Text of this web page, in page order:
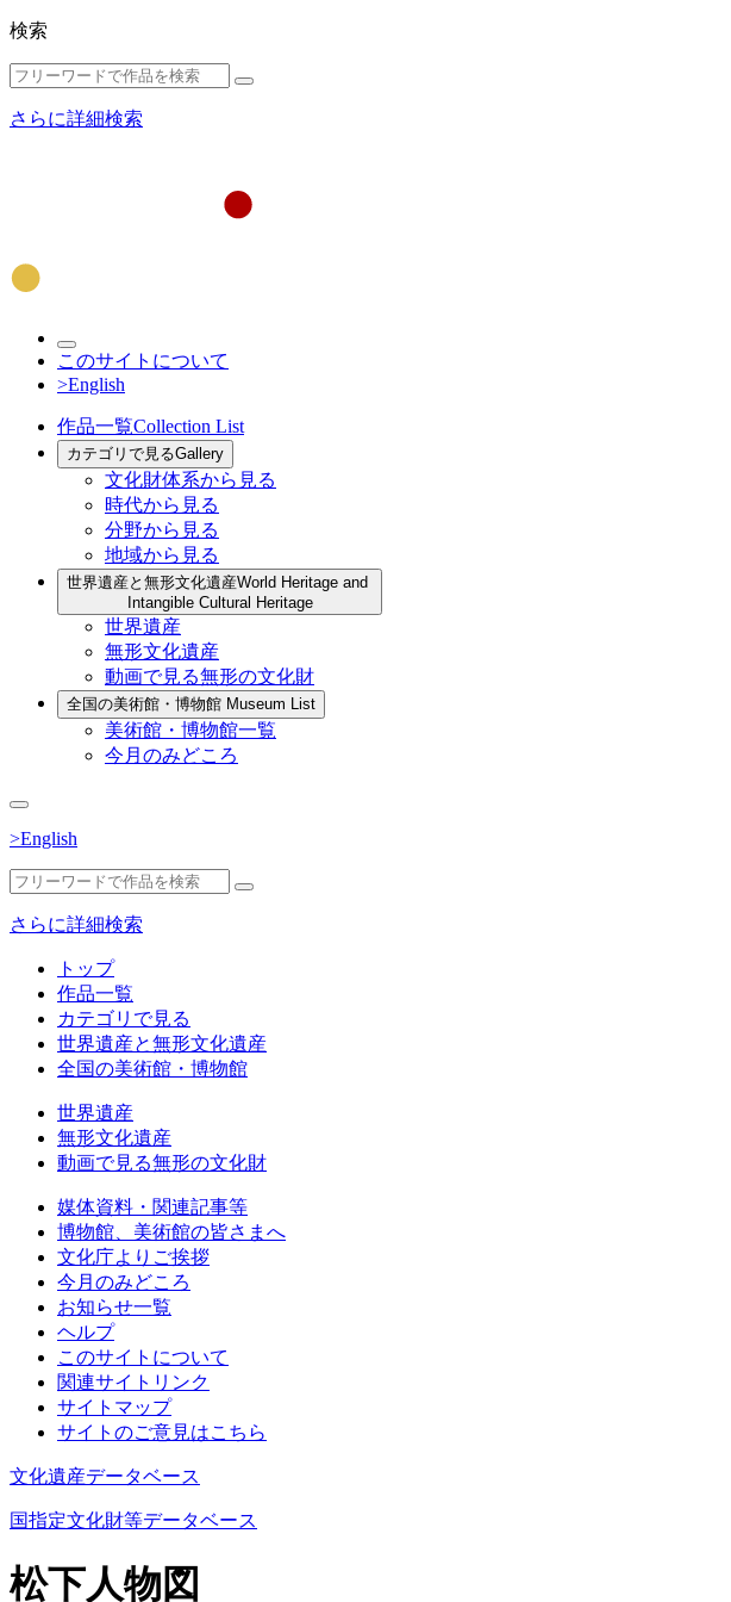
検索
さらに詳細検索
このサイトについて
>English
作品一覧Collection List
カテゴリで見るGallery
文化財体系から見る
時代から見る
分野から見る
地域から見る
世界遺産と無形文化遺産World Heritage and
Intangible Cultural Heritage
世界遺産
無形文化遺産
動画で見る無形の文化財
全国の美術館・博物館 Museum List
美術館・博物館一覧
今月のみどころ
>English
さらに詳細検索
トップ
作品一覧
カテゴリで見る
世界遺産と無形文化遺産
全国の美術館・博物館
世界遺産
無形文化遺産
動画で見る無形の文化財
媒体資料・関連記事等
博物館、美術館の皆さまへ
文化庁よりご挨拶
今月のみどころ
お知らせ一覧
ヘルプ
このサイトについて
関連サイトリンク
サイトマップ
サイトのご意見はこちら
文化遺産データベース
国指定文化財等データベース
松下人物図